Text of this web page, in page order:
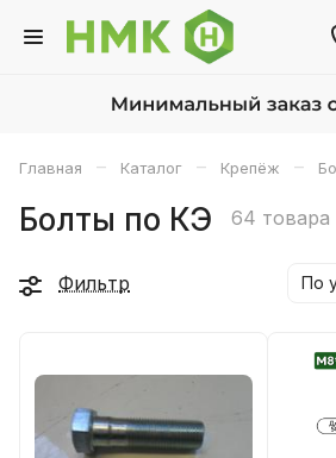
Главная – Каталог – Крепёж –
Болты по КЭ 64 товара
Фильтр По